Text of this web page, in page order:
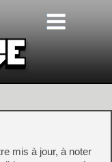
mis à jour, à noter